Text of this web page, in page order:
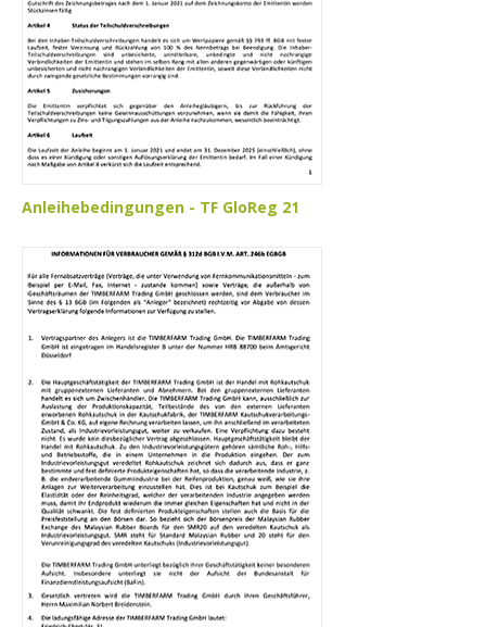
Anleihebedingungen - TF GloReg 21